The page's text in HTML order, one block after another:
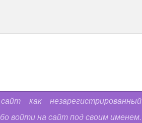
как незарегистрированный
войти на сайт под своим именем.